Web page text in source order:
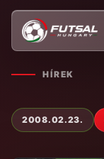
HÍREK
2008.02.23.